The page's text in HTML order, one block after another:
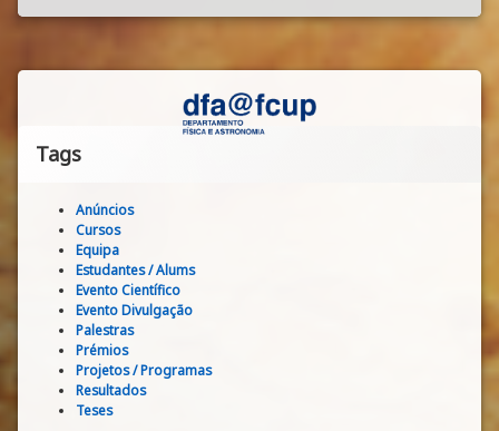
Tags
Anúncios
Cursos
Equipa
Estudantes / Alums
Evento Científico
Evento Divulgação
Palestras
Prémios
Projetos / Programas
Resultados
Teses